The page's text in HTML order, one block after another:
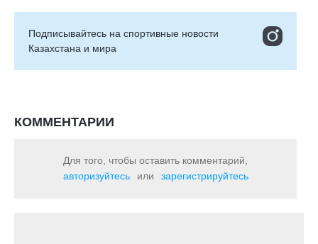
Подписывайтесь на cпортивные новости
Казахстана и мира
КОММЕНТАРИИ
Для того, чтобы оставить комментарий,
авторизуйтесь
или зарегистрируйтесь